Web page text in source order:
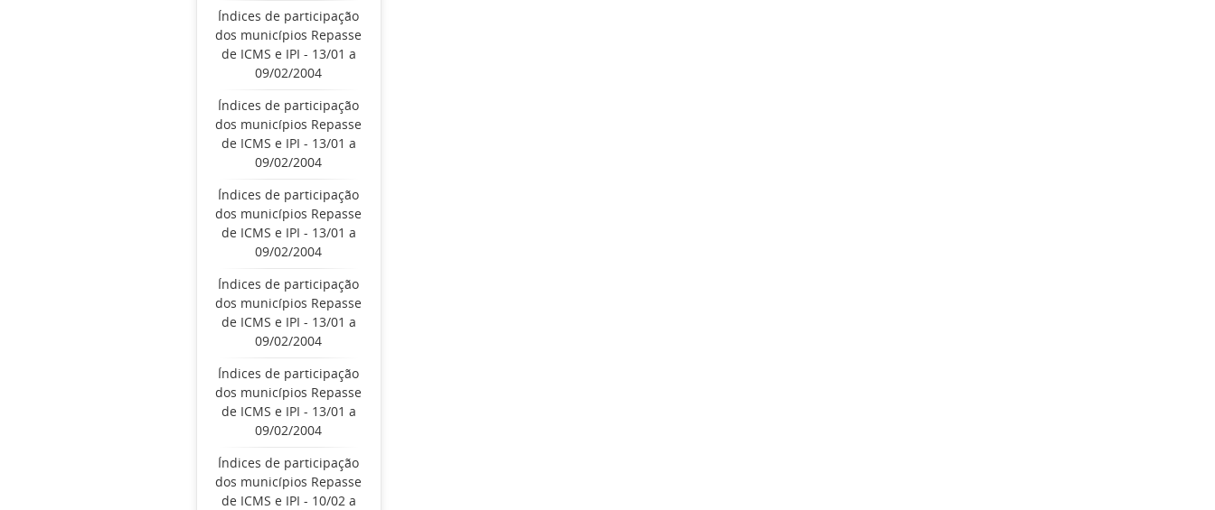
Índices de participação
dos municípios Repasse
de ICMS e IPI - 13/01 a
09/02/2004
Índices de participação
dos municípios Repasse
de ICMS e IPI - 13/01 a
09/02/2004
Índices de participação
dos municípios Repasse
de ICMS e IPI - 13/01 a
09/02/2004
Índices de participação
dos municípios Repasse
de ICMS e IPI - 13/01 a
09/02/2004
Índices de participação
dos municípios Repasse
de ICMS e IPI - 13/01 a
09/02/2004
Índices de participação
dos municípios Repasse
de ICMS e IPI - 10/02 a